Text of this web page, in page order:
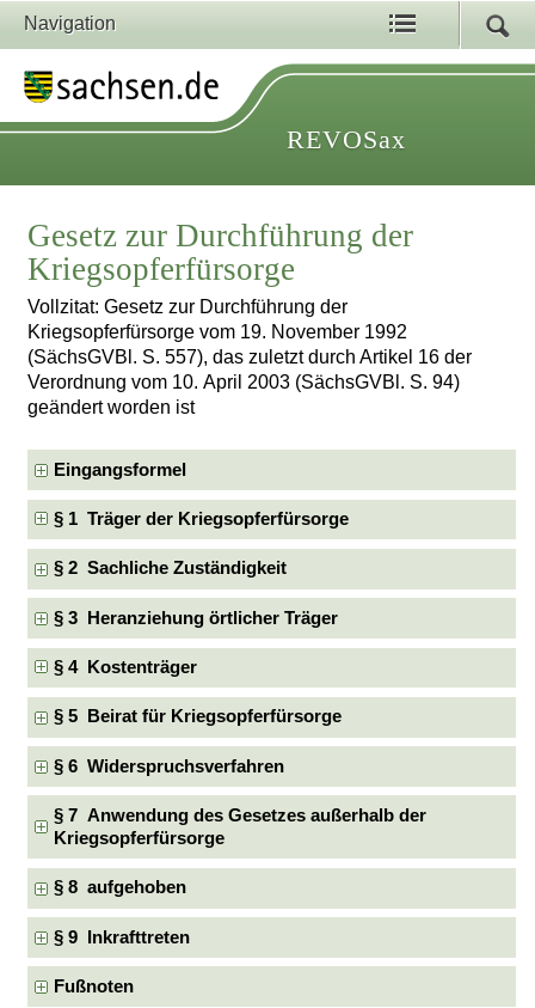
Navigation
REVOSax
Gesetz zur Durchführung der
Kriegsopferfürsorge
Vollzitat: Gesetz zur Durchführung der
Kriegsopferfürsorge vom 19. November 1992
(SächsGVBl. S. 557), das zuletzt durch Artikel 16 der
Verordnung vom 10. April 2003 (SächsGVBl. S. 94)
geändert worden ist
Eingangsformel
§ 1 Träger der Kriegsopferfürsorge
§ 2 Sachliche Zuständigkeit
§ 3 Heranziehung örtlicher Träger
§ 4 Kostenträger
§ 5 Beirat für Kriegsopferfürsorge
§ 6 Widerspruchsverfahren
§ 7 Anwendung des Gesetzes außerhalb der
Kriegsopferfürsorge
§ 8 aufgehoben
§ 9 Inkrafttreten
Fußnoten